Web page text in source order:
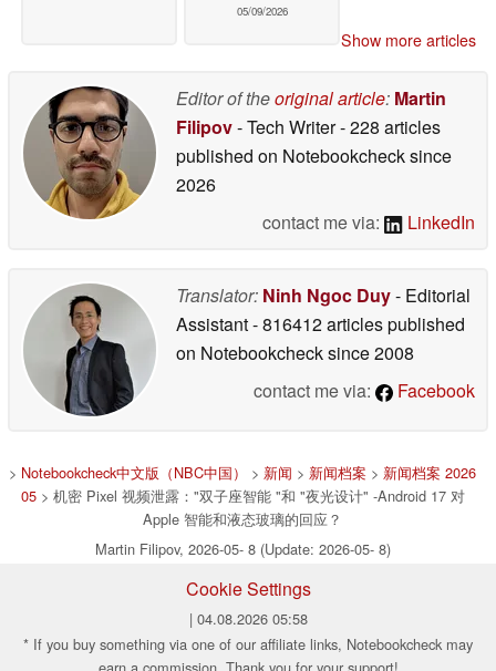
05/09/2026
Show more articles
Editor of theoriginal article: Martin
Filipov- Tech Writer- 228 articles
published on Notebookchecksince
2026
contact me via:
LinkedIn
Translator: Ninh Ngoc Duy- Editorial
Assistant- 816412 articles published
on Notebookchecksince 2008
contact me via:
Facebook
> Notebookcheck中文版（NBC中国） > 新闻 > 新闻档案 > 新闻档案 2026
05> 机密 Pixel 视频泄露："双子座智能 "和 "夜光设计" -Android 17 对
Apple 智能和液态玻璃的回应？
Martin Filipov, 2026-05- 8 (Update: 2026-05- 8)
Cookie Settings
| 04.08.2026 05:58
* If you buy something via one of our affiliate links, Notebookcheck may